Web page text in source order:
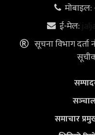
ई-मेल:
सूचना विभाग
समाचार